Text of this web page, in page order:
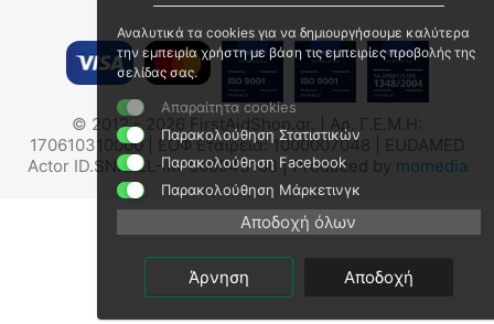
ThermoPad Θερμαντικά για
Ακροδάχτυλα Ποδιών
78020
Άμεσα διαθέσιμο
Αποστολή εντός 24 ωρών
(χωρίς ΦΠΑ)
Κουβέρτα Αλουμινίου
Έκτακτης Ανάγκης - Ασημί
2023607
Άμεσα διαθέσιμο
Αποστολή εντός 24 ωρών
€1.92
€1.55
© 2012 - 2026 FirstAidShop.gr. | Αρ. Γ.Ε.Μ.Η:
170610310000 | ΕΟΦ Εταιρεία: 1000007048 | EUDAMED
Actor ID.SNR: EL-IM-000043108 | Produced by momedia
Αναλυτικά τα cookies για να δημιουργήσουμε καλύτερα
την εμπειρία χρήστη με βάση τις εμπειρίες προβολής της
σελίδας σας.
Απαραίτητα cookies
Παρακολούθηση Στατιστικών
Παρακολούθηση Facebook
Παρακολούθηση Μάρκετινγκ
Αποδοχή όλων
Άρνηση Αποδοχή